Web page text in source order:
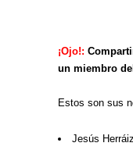
¡Ojo!:
un miembro
Estos son sus
Jesús